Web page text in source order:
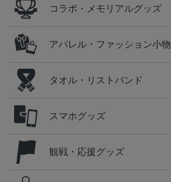
コラボ・メモリアルグッズ
アパレル・ファッション小物
タオル・リストバンド
スマホグッズ
観戦・応援グッズ